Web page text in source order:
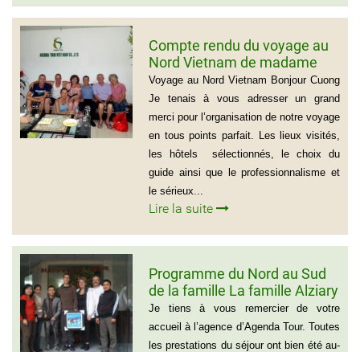
Compte rendu du voyage au
Nord Vietnam de madame
Marie Gammaitoni (Groupe
de Provelli Eric)
Voyage au Nord Vietnam Bonjour Cuong
Je tenais à vous adresser un grand
merci pour l’organisation de notre voyage
en tous points parfait. Les lieux visités,
les hôtels sélectionnés, le choix du
guide ainsi que le professionnalisme et
le sérieux...
Lire la suite
Programme du Nord au Sud
de la famille La famille Alziary
(Voyage Vietnam Nord au
Sud)
Je tiens à vous remercier de votre
accueil à l’agence d’Agenda Tour. Toutes
les prestations du séjour ont bien été au-